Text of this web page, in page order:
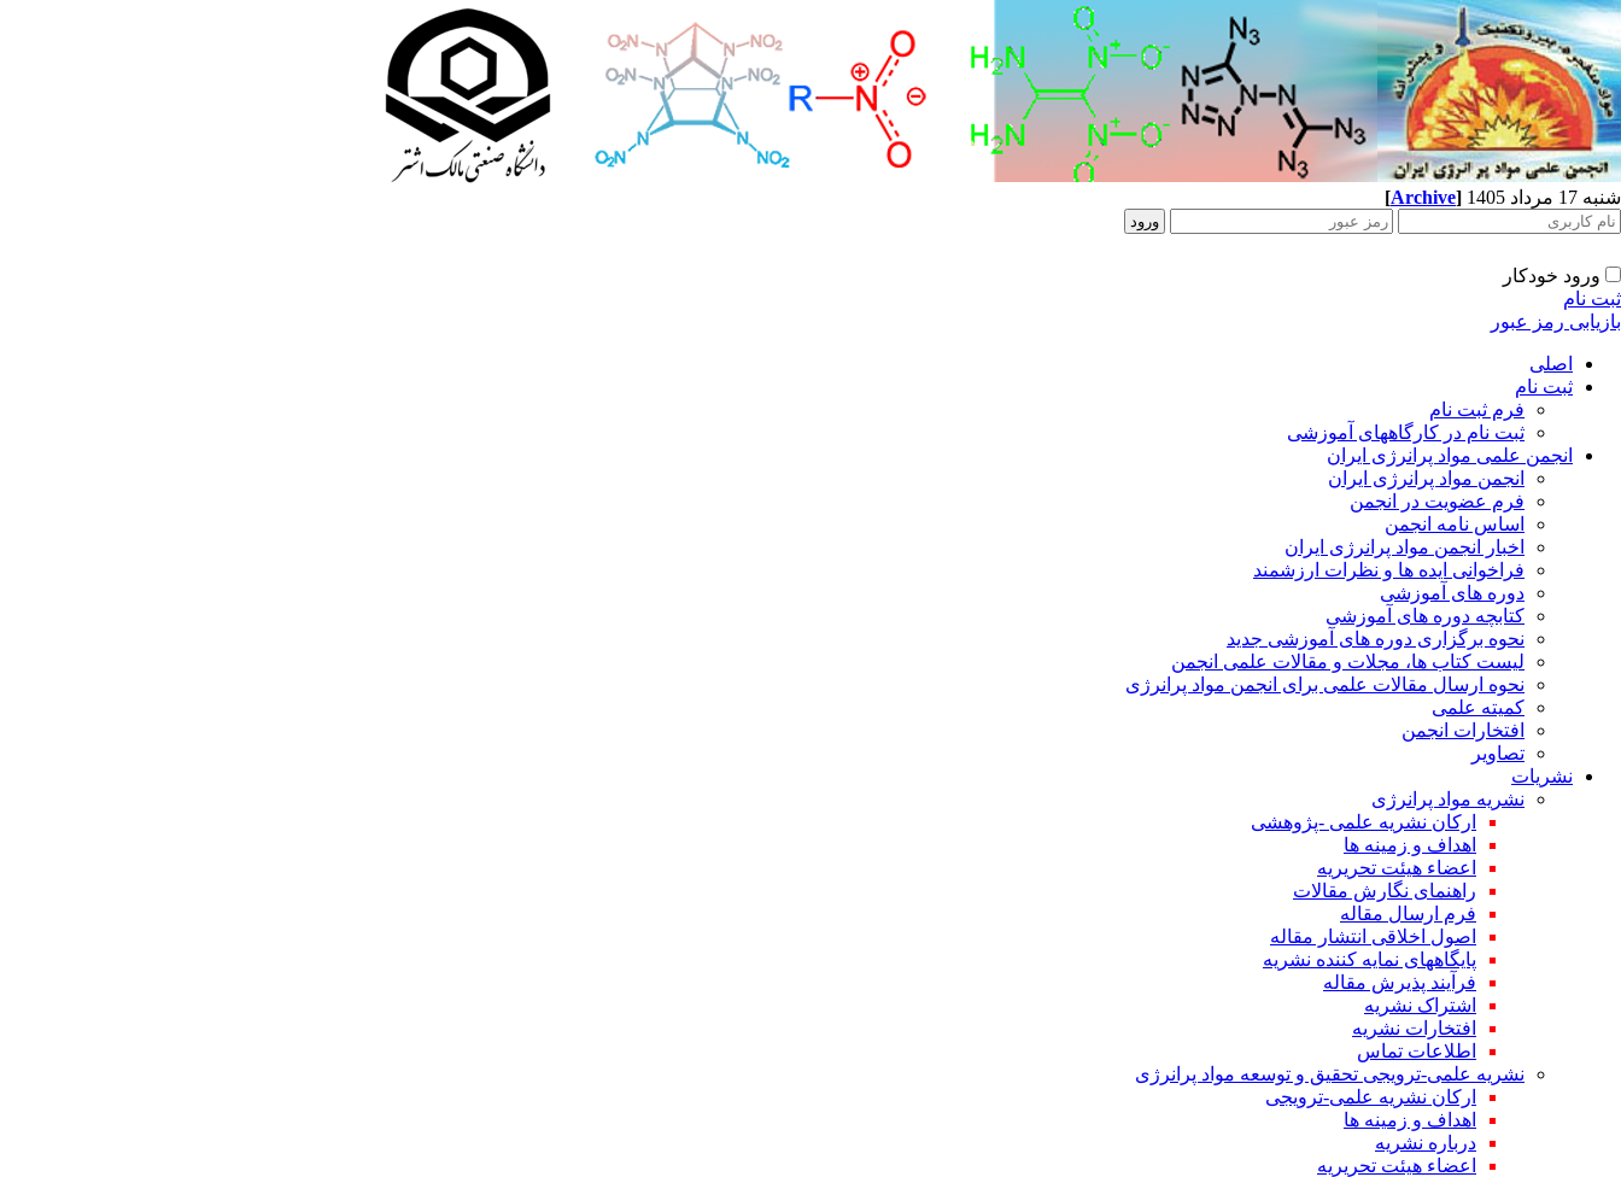
شنبه 17 مرداد 1405 [Archive]
ورود خودکار
ثبت نام
بازیابی رمز عبور
اصلی
ثبت نام
فرم ثبت نام
ثبت نام در کارگاههای آموزشی
انجمن علمی مواد پرانرژی ایران
انجمن مواد پرانرژی ایران
فرم عضویت در انجمن
اساس نامه انجمن
اخبار انجمن مواد پرانرژی ایران
فراخوانی ایده ها و نظرات ارزشمند
دوره های آموزشی
کتابچه دوره های آموزشی
نحوه برگزاری دوره های آموزشی جدید
لیست کتاب ها، مجلات و مقالات علمی انجمن
نحوه ارسال مقالات علمی برای انجمن مواد پرانرژی
کمیته علمی
افتخارات انجمن
تصاویر
نشریات
نشریه مواد پرانرژی
ارکان نشریه علمی -پژوهشی
اهداف و زمینه ها
اعضاء هیئت تحریریه
راهنمای نگارش مقالات
فرم ارسال مقاله
اصول اخلاقی انتشار مقاله
پایگاههای نمایه کننده نشریه
فرآیند پذیرش مقاله
اشتراک نشریه
افتخارات نشریه
اطلاعات تماس
نشریه علمی-ترویجی تحقیق و توسعه مواد پرانرژی
ارکان نشریه علمی-ترویجی
اهداف و زمینه ها
درباره نشریه
اعضاء هیئت تحریریه